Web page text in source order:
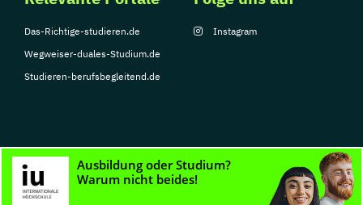
Das-Richtige-studieren.de
Wegweiser-duales-Studium.de
Studieren-berufsbegleitend.de
Instagram
© Copyright 2026, TarGroup Media GmbH